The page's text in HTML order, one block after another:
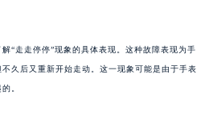
“走走停停”现象的具体表现。这种故障表现为手
久后又重新开始走动。这一现象可能是由于手表
。